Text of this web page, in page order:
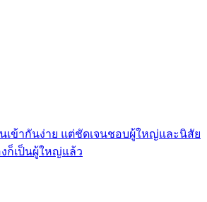
เข้ากันง่าย แต่ชัดเจนชอบผู้ใหญ่และนิสัย
งก็เป็นผู้ใหญ่แล้ว